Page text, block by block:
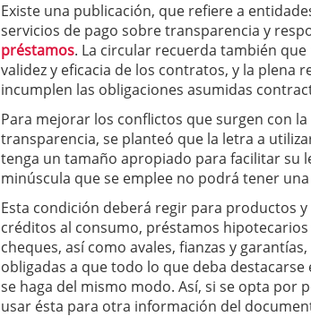
Existe una publicación, que refiere a
servicios de pago sobre transparencia y
préstamos. La circular recuerda también
validez y eficacia de los contratos, y la plena
incumplen las obligaciones asumidas
Para mejorar los conflictos que surgen con
transparencia, se planteó que la letra a
tenga un tamaño apropiado para facilitar su
minúscula que se emplee no podrá tener
Esta condición deberá regir para productos
créditos al consumo, préstamos
cheques, así como avales, fianzas y
obligadas a que todo lo que deba
se haga del mismo modo. Así, si se opta por
usar ésta para otra información del